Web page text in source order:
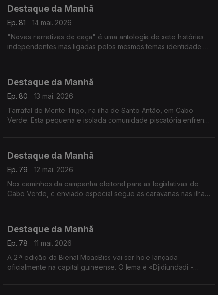
Destaque da Manhã
Ep. 81
14 mai. 2026
"Novas narrativas de caça" é uma antologia de sete histórias
independentes mas ligadas pelos mesmos temas identidade e
Destaque da Manhã
Ep. 80
13 mai. 2026
Tarrafal de Monte Trigo, na ilha de Santo Antão, em Cabo-
Verde. Esta pequena e isolada comunidade piscatória enfrenta
Destaque da Manhã
Ep. 79
12 mai. 2026
Nos caminhos da campanha eleitoral para as legislativas de
Cabo Verde, o enviado especial segue as caravanas nas ilhas
Destaque da Manhã
Ep. 78
11 mai. 2026
A 2.ª edição da Bienal MoacBiss vai ser hoje lançada
oficialmente na capital guineense. O lema é «Djidiundadi -